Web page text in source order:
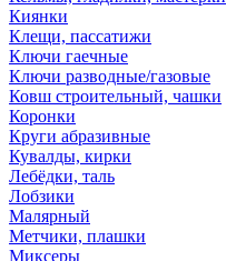
Киянки
Клещи, пассатижи
Ключи гаечные
Ключи разводные/газовые
Ковш строительный, чашки
Коронки
Круги абразивные
Кувалды, кирки
Лебёдки, таль
Лобзики
Малярный
Метчики, плашки
Миксеры